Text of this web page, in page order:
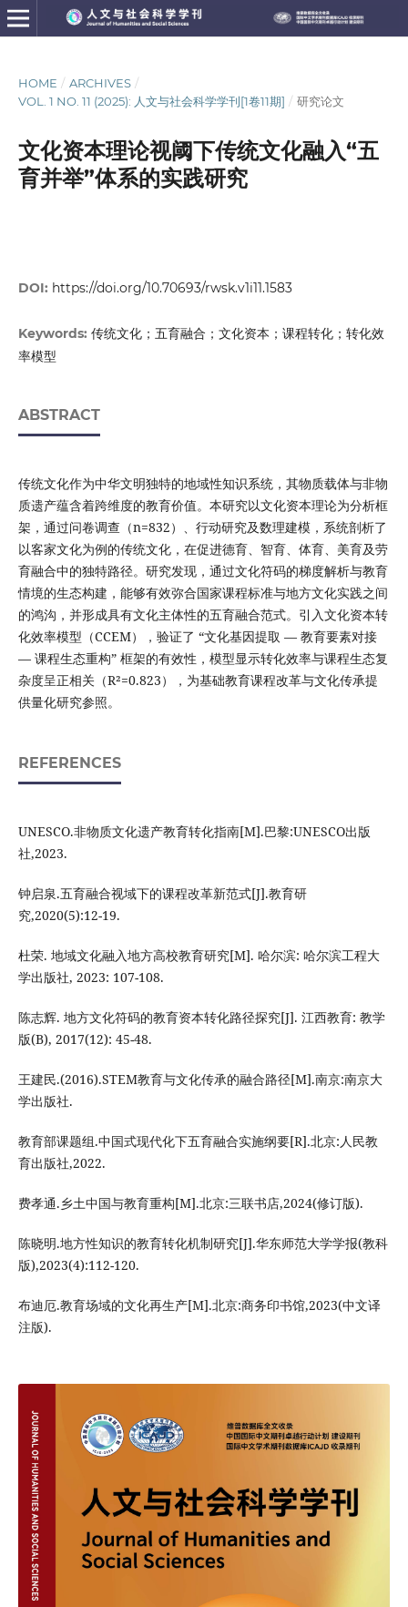
HOME / ARCHIVES /
VOL. 1 NO. 11 (2025): 人文与社会科学学刊[1卷11期] / 研究论文
文化资本理论视阈下传统文化融入“五
育并举”体系的实践研究
DOI: https://doi.org/10.70693/rwsk.v1i11.1583
Keywords: 传统文化；五育融合；文化资本；课程转化；转化效
率模型
ABSTRACT
传统文化作为‌中华文明独特的地域性知识系统‌，其‌物质载体与非物
质遗产‌蕴含着‌跨维度的教育价值‌。本研究以文化资本理论为分析框
架，通过问卷调查（n=832）、行动研究及数理建模，系统剖析了
以客家文化为例的传统文化，在促进德育、智育、体育、美育及劳
育融合中的独特路径。研究发现，通过‌文化符码的梯度解析‌与‌教育
情境的生态构建‌，能够有效‌弥合国家课程标准与地方文化实践之间
的鸿沟‌，并形成具有文化主体性的五育融合范式。引入文化资本转
化效率模型（CCEM），验证了 “文化基因提取 — 教育要素对接
— 课程生态重构” 框架的有效性，模型显示转化效率与课程生态复
杂度呈正相关（R²=0.823），为基础教育课程改革与文化传承提
供量化研究参照。
REFERENCES
UNESCO.非物质文化遗产教育转化指南[M].巴黎:UNESCO出版
社,2023.
钟启泉.五育融合视域下的课程改革新范式[J].教育研
究,2020(5):12-19.
杜荣. 地域文化融入地方高校教育研究[M]. 哈尔滨: 哈尔滨工程大
学出版社, 2023: 107-108.
陈志辉. 地方文化符码的教育资本转化路径探究[J]. 江西教育: 教学
版(B), 2017(12): 45-48.‌
王建民.(2016).STEM教育与文化传承的融合路径[M].南京:南京大
学出版社.
教育部课题组.中国式现代化下五育融合实施纲要[R].北京:人民教
育出版社,2022.
费孝通.乡土中国与教育重构[M].北京:三联书店,2024(修订版).
陈晓明.地方性知识的教育转化机制研究[J].华东师范大学学报(教科
版),2023(4):112-120.
布迪厄.教育场域的文化再生产[M].北京:商务印书馆,2023(中文译
注版).